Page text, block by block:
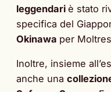
leggendari è stato
specifica del
Okinawa per
Inoltre, insieme
anche una